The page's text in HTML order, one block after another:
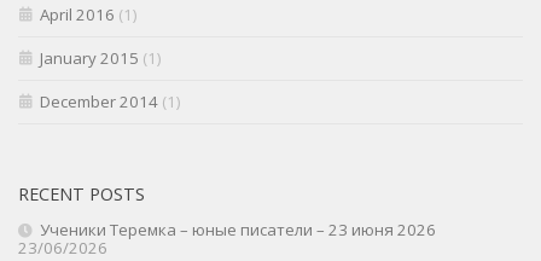
April 2016 (1)
January 2015 (1)
December 2014 (1)
RECENT POSTS
Ученики Теремка – юные писатели – 23 июня 2026
23/06/2026